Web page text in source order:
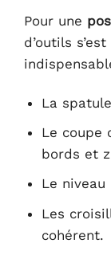
Pour une
d’outils
La
Le coupe
bords et
Le
Les
cohérent.